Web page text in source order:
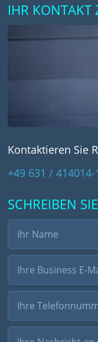
IHR KONTAKT
Kontaktieren Sie
+49 631 / 414014-
SCHREIBEN